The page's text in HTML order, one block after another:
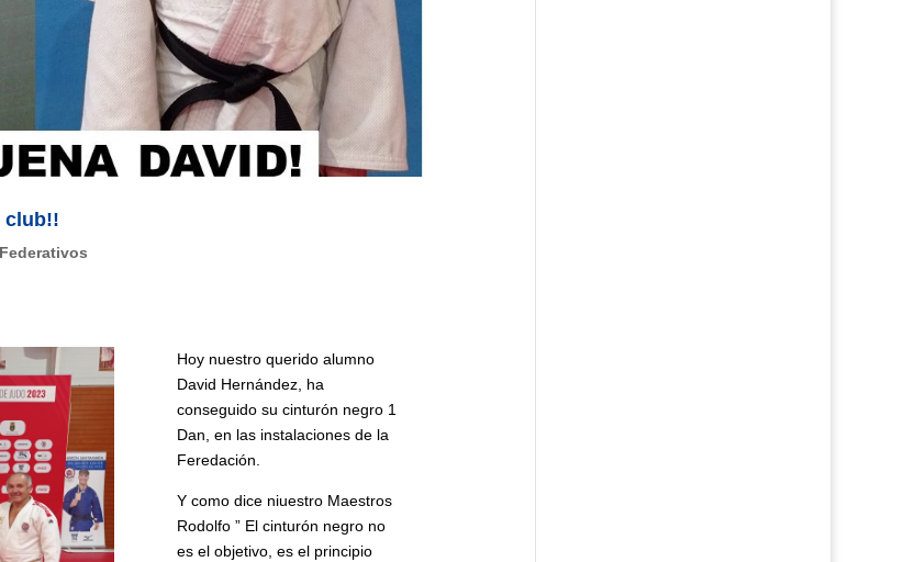
club!!
Hoy nuestro querido alumno
David Hernández, ha
conseguido su cinturón negro 1
Dan, en las instalaciones de la
Feredación.
Y como dice niuestro Maestros
Rodolfo ” El cinturón negro no
es el objetivo, es el principio